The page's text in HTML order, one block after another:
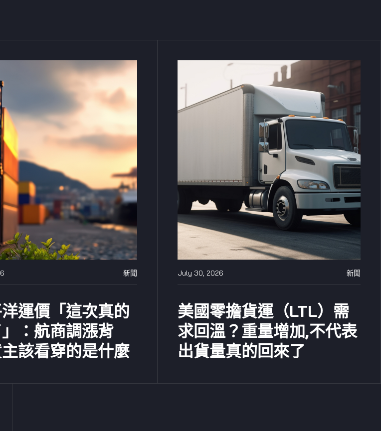
新聞
運價「這次真的
：航商調漲背
該看穿的是什麼
July 30, 2026 新聞
美國零擔貨運（LTL）需
求回溫？重量增加,不代表
出貨量真的回來了